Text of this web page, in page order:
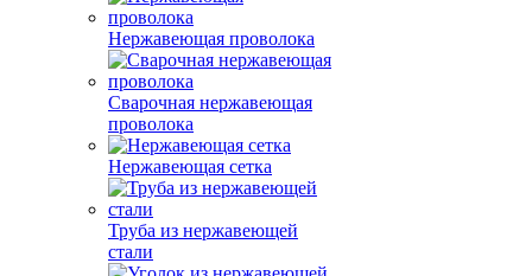
Нержавеющая проволока
Сварочная нержавеющая
проволока
Нержавеющая сетка
Труба из нержавеющей
стали